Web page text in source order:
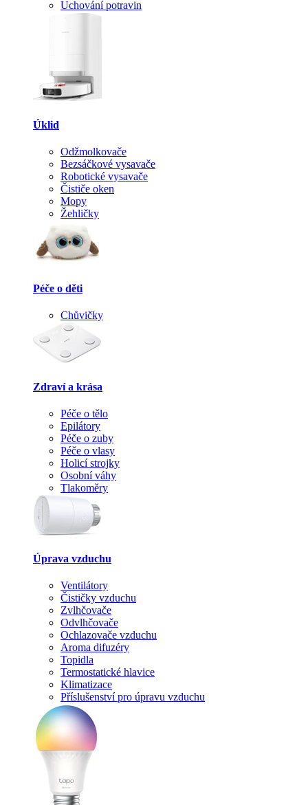
Uchování potravin
Úklid
Odžmolkovače
Bezsáčkové vysavače
Robotické vysavače
Čističe oken
Mopy
Žehličky
Péče o děti
Chůvičky
Zdraví a krása
Péče o tělo
Epilátory
Péče o zuby
Péče o vlasy
Holicí strojky
Osobní váhy
Tlakoměry
Úprava vzduchu
Ventilátory
Čističky vzduchu
Zvlhčovače
Odvlhčovače
Ochlazovače vzduchu
Aroma difuzéry
Topidla
Termostatické hlavice
Klimatizace
Příslušenství pro úpravu vzduchu